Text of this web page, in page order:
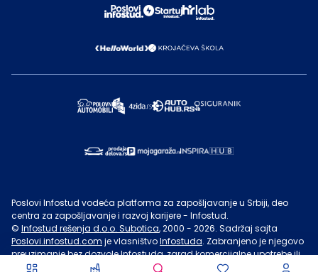
Poslovi Infostud vodeća platforma za zapošljavanje u Srbiji, deo
centra za zapošljavanje i razvoj karijere - Infostud.
© Infostud rešenja d.o.o. Subotica, 2000 - 2026. Sadržaj sajta
Poslovi.infostud.com je vlasništvoInfostuda. Zabranjeno je njegovo
preuzimanje bez dozvoleInfostuda, zarad komercijalne upotrebe ili
u druge svrhe, osim za lične potrebe posetilaca sajta.